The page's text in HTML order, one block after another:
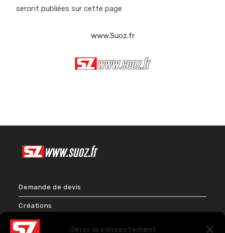
Gérer le consentement
seront publiées sur cette page
www.Suoz.fr
Demande de devis
Créations
Bien-être & Couleurs